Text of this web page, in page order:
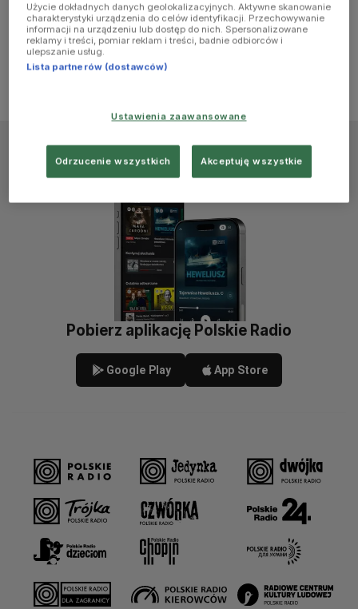
more
information)
Pobierz aplikację Polskie Radio
Google Play App Store
Użycie dokładnych danych geolokalizacyjnych. Aktywne skanowanie
charakterystyki urządzenia do celów identyfikacji. Przechowywanie
informacji na urządzeniu lub dostęp do nich. Spersonalizowane
reklamy i treści, pomiar reklam i treści, badnie odbiorców i
ulepszanie usług.
Lista partnerów (dostawców)
Ustawienia zaawansowane
Odrzucenie wszystkich Akceptuję wszystkie